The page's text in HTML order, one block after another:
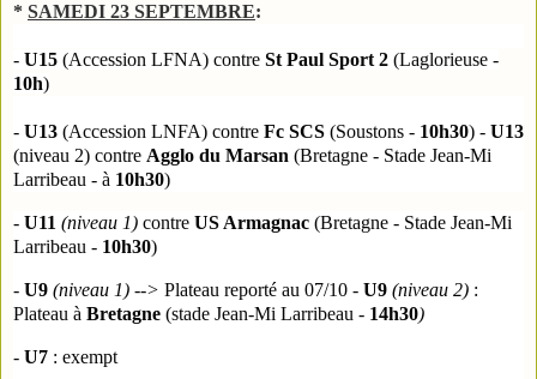
* SAMEDI 23 SEPTEMBRE:
- U15 (Accession LFNA) contre St Paul Sport 2 (Laglorieuse -
10h)
- U13 (Accession LNFA) contre Fc SCS (Soustons - 10h30) - U13
(niveau 2) contre Agglo du Marsan (Bretagne - Stade Jean-Mi
Larribeau - à 10h30)
- U11 (niveau 1) contre US Armagnac (Bretagne - Stade Jean-Mi
Larribeau - 10h30)
- U9 (niveau 1) --> Plateau reporté au 07/10 - U9 (niveau 2) :
Plateau à Bretagne (stade Jean-Mi Larribeau - 14h30)
- U7 : exempt